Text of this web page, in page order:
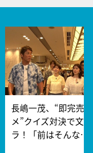
長嶋一茂、“即完売
メ”クイズ対決で文
ラ！「前はそんな…